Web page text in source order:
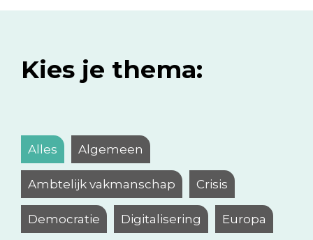
Kies je thema:
Alles Algemeen
Ambtelijk vakmanschap Crisis
Democratie Digitalisering Europa